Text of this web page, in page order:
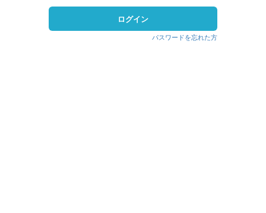
ログイン
パスワードを忘れた方